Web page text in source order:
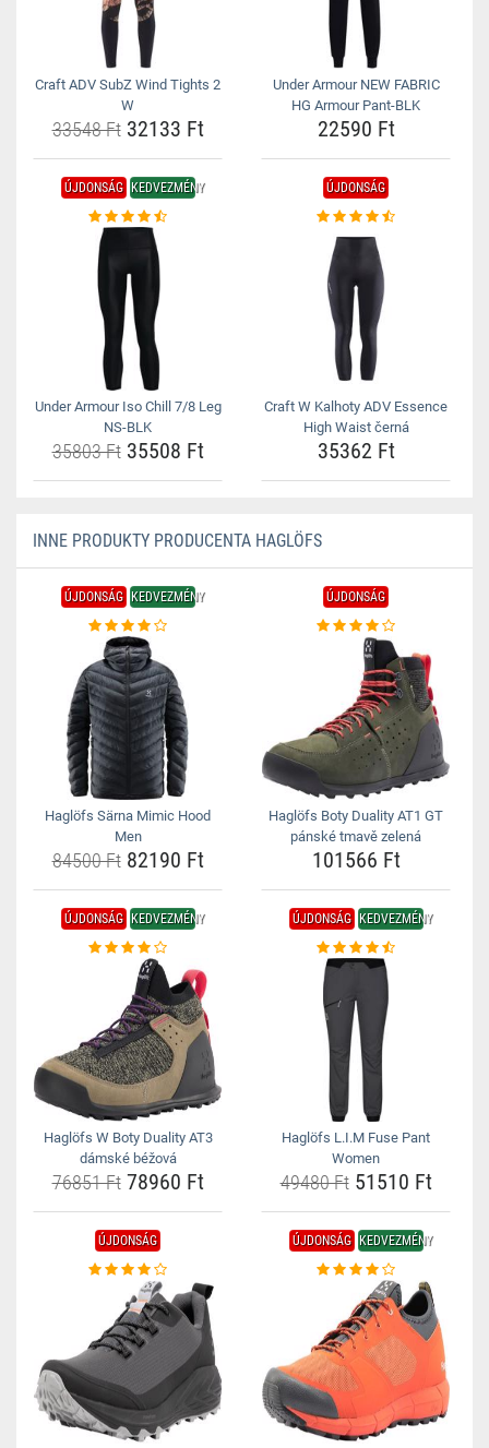
Craft ADV SubZ Wind Tights 2
W
33548 Ft32133 Ft
Under Armour NEW FABRIC
HG Armour Pant-BLK
22590 Ft
ÚJDONSÁG KEDVEZMÉNY
Under Armour Iso Chill 7/8 Leg
NS-BLK
35803 Ft35508 Ft
ÚJDONSÁG
Craft W Kalhoty ADV Essence
High Waist černá
35362 Ft
INNE PRODUKTY PRODUCENTA HAGLÖFS
ÚJDONSÁG KEDVEZMÉNY
Haglöfs Särna Mimic Hood
Men
84500 Ft82190 Ft
ÚJDONSÁG
Haglöfs Boty Duality AT1 GT
pánské tmavě zelená
101566 Ft
ÚJDONSÁG KEDVEZMÉNY
Haglöfs W Boty Duality AT3
dámské béžová
76851 Ft78960 Ft
ÚJDONSÁG KEDVEZMÉNY
Haglöfs L.I.M Fuse Pant
Women
49480 Ft51510 Ft
ÚJDONSÁG ÚJDONSÁG KEDVEZMÉNY